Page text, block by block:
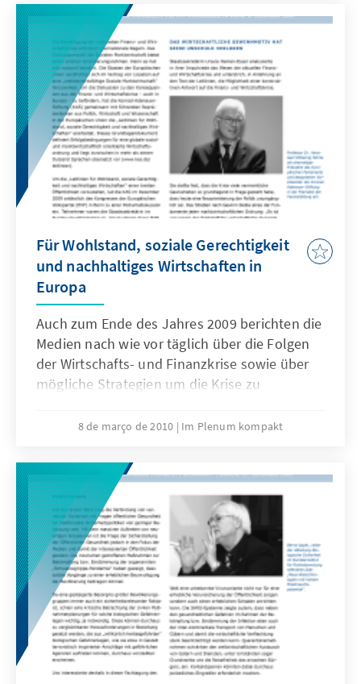
militärische bzw. polizeiliche Maßnahmen
nicht aus; vielmehr gilt es zur langfristigen
Herstellung von Sicherheit und Entwicklung
in dieser Region auch über
entwicklungspolitische Maßnahmen
nachzudenken.
Für Wohlstand, soziale Gerechtigkeit
und nachhaltiges Wirtschaften in
Europa
Auch zum Ende des Jahres 2009 berichten die
Medien nach wie vor täglich über die Folgen
der Wirtschafts- und Finanzkrise sowie über
mögliche Strategien um die Krise zu
zentrale Frage der Podiumsdiskussion, die die
Bonn anlässlich des EVP-Kongresses
durchführte, von anhaltender Aktualität:
Welche internationalen Chancen hat die
Soziale Marktwirtschaft beim Weg aus der
Krise?
8 de março de 2010 Im Plenum kompakt